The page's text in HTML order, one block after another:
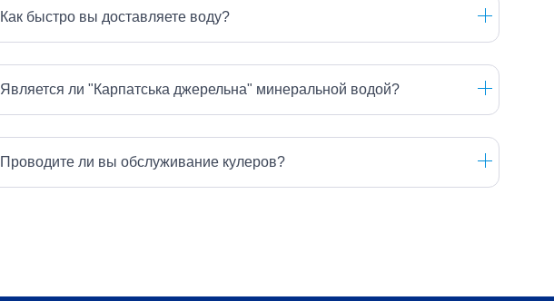
Как быстро вы доставляете воду?
Является ли "Карпатська джерельна" минеральной водой?
Проводите ли вы обслуживание кулеров?